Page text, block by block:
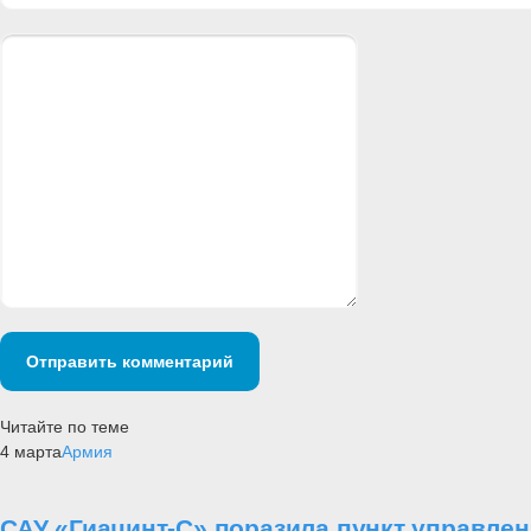
Отправить комментарий
Читайте по теме
4 мартаАрмия